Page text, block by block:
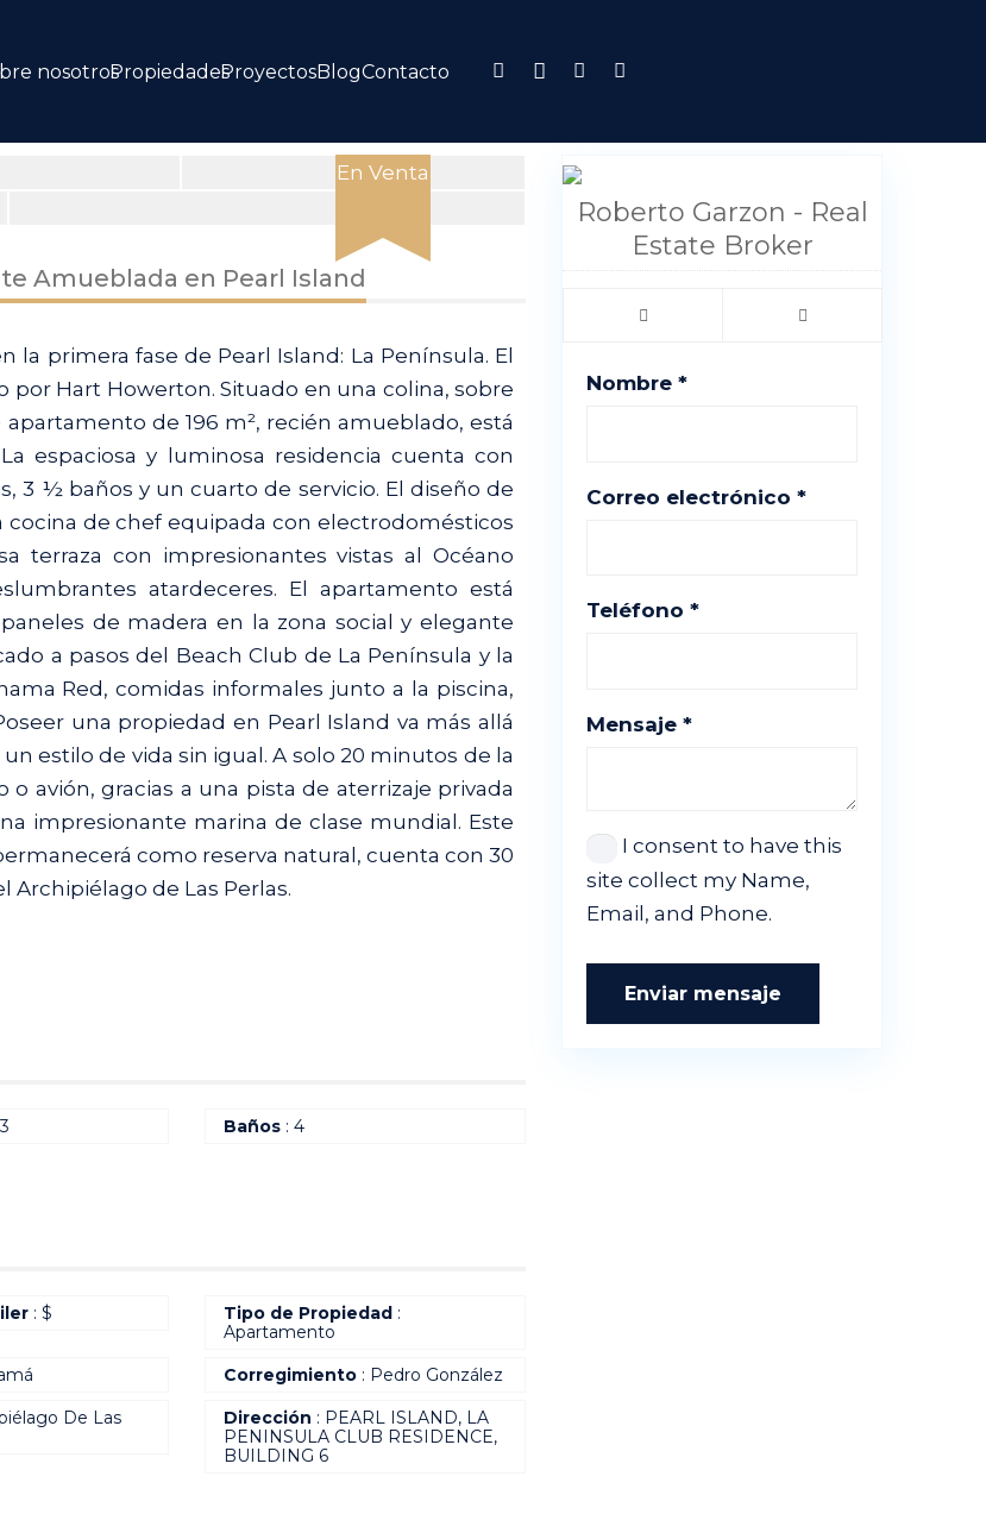
nosotrosPropiedadesProyectosBlogContacto
En Venta
all
Amueblada en Pearl Island
primera fase de Pearl Island: La Península. El
por Hart Howerton. Situado en una colina, sobre
de 196 m², recién amueblado, está
espaciosa y luminosa residencia cuenta con
3 ½ baños y un cuarto de servicio. El diseño de
de chef equipada con electrodomésticos
terraza con impresionantes vistas al Océano
atardeceres. El apartamento está
de madera en la zona social y elegante
a pasos del Beach Club de La Península y la
Red, comidas informales junto a la piscina,
una propiedad en Pearl Island va más allá
estilo de vida sin igual. A solo 20 minutos de la
avión, gracias a una pista de aterrizaje privada
impresionante marina de clase mundial. Este
como reserva natural, cuenta con 30
Archipiélago de Las Perlas.
Baños: 4
: $ Tipo de Propiedad:
Apartamento
Corregimiento: Pedro González
De Las
Dirección : PEARL ISLAND, LA
PENINSULA CLUB RESIDENCE,
BUILDING 6
Roberto Garzon - Real
Estate Broker
Nombre *
Correo electrónico *
Teléfono *
Mensaje *
I consent to have this
site collect my Name,
Email, and Phone.
Enviar mensaje